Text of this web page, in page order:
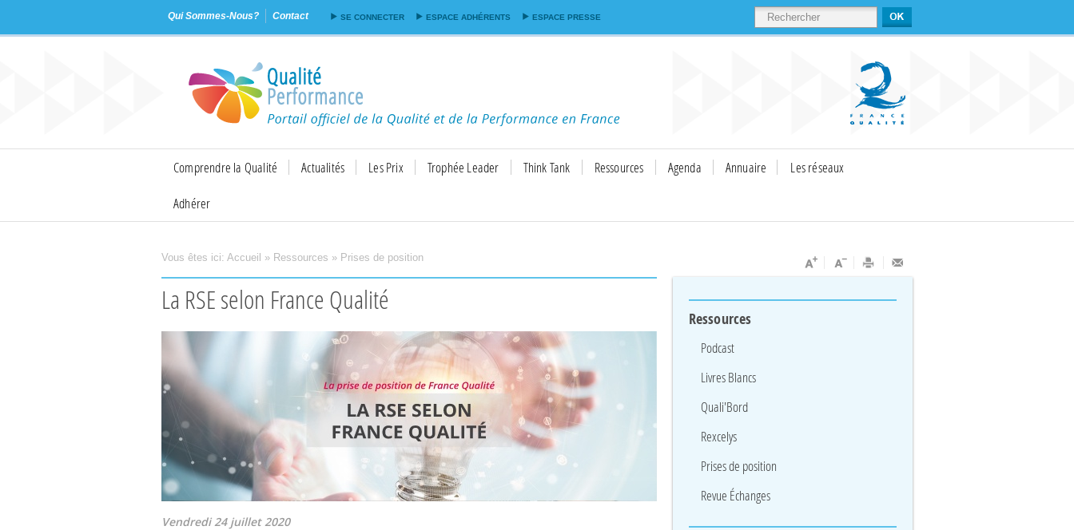
contenu
principal
Qui Sommes-Nous? Contact SE CONNECTER ESPACE ADHÉRENTS ESPACE PRESSE RECHERCHER
Comprendre la Qualité Actualités Les Prix Trophée Leader Think Tank Ressources Agenda Annuaire
Les réseaux
Adhérer
Vous êtes ici: Accueil » Ressources » Prises de position
La RSE selon France Qualité
Vendredi 24 juillet 2020
Ressources
Podcast
Livres Blancs
Quali'Bord
Rexcelys
Prises de position
Revue Échanges